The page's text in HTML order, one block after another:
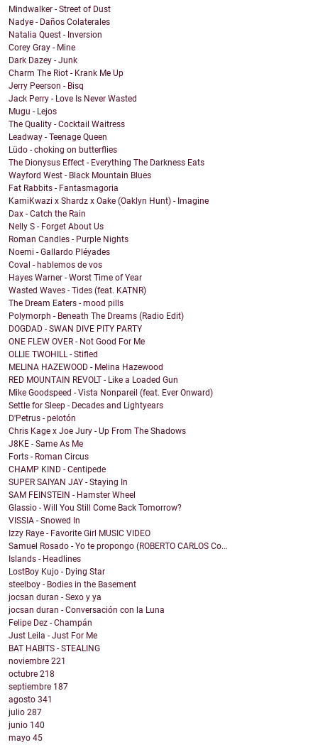
Mindwalker - Street of Dust
Nadye - Daños Colaterales
Natalia Quest - Inversion
Corey Gray - Mine
Dark Dazey - Junk
Charm The Riot - Krank Me Up
Jerry Peerson - Bisq
Jack Perry - Love Is Never Wasted
Mugu - Lejos
The Quality - Cocktail Waitress
Leadway - Teenage Queen
Lüdo - choking on butterflies
The Dionysus Effect - Everything The Darkness Eats
Wayford West - Black Mountain Blues
Fat Rabbits - Fantasmagoria
KamiKwazi x Shardz x Oake (Oaklyn Hunt) - Imagine
Dax - Catch the Rain
Nelly S - Forget About Us
Roman Candles - Purple Nights
Noemi - Gallardo Pléyades
Coval - hablemos de vos
Hayes Warner - Worst Time of Year
Wasted Waves - Tides (feat. KATNR)
The Dream Eaters - mood pills
Polymorph - Beneath The Dreams (Radio Edit)
DOGDAD - SWAN DIVE PITY PARTY
ONE FLEW OVER - Not Good For Me
OLLIE TWOHILL - Stifled
MELINA HAZEWOOD - Melina Hazewood
RED MOUNTAIN REVOLT - Like a Loaded Gun
Mike Goodspeed - Vista Nonpareil (feat. Ever Onward)
Settle for Sleep - Decades and Lightyears
D'Petrus - pelotón
Chris Kage x Joe Jury - Up From The Shadows
J8KE - Same As Me
Forts - Roman Circus
CHAMP KIND - Centipede
SUPER SAIYAN JAY - Staying In
SAM FEINSTEIN - Hamster Wheel
Glassio - Will You Still Come Back Tomorrow?
VISSIA - Snowed In
Izzy Raye - Favorite Girl MUSIC VIDEO
Samuel Rosado - Yo te propongo (ROBERTO CARLOS Co...
Islands - Headlines
LostBoy Kujo - Dying Star
steelboy - Bodies in the Basement
jocsan duran - Sexo y ya
jocsan duran - Conversación con la Luna
Felipe Dez - Champán
Just Leila - Just For Me
BAT HABITS - STEALING
noviembre 221
octubre 218
septiembre 187
agosto 341
julio 287
junio 140
mayo 45